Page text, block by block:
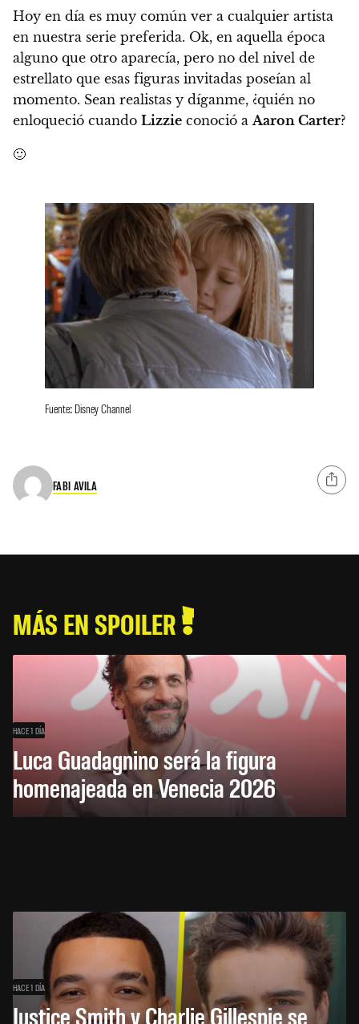
Hoy en día es muy común ver a cualquier artista
en nuestra serie preferida. Ok, en aquella época
alguno que otro aparecía, pero no del nivel de
estrellato que esas figuras invitadas poseían al
momento. Sean realistas y díganme, ¿quién no
enloqueció cuando Lizzie conoció aAaron Carter?
🙂
Fuente: Disney Channel
FABI AVILA
MÁS EN SPOILER
HACE 1 DÍA
Luca Guadagnino será la figura
homenajeada en Venecia 2026
HACE 1 DÍA
Justice Smith y Charlie Gillespie se